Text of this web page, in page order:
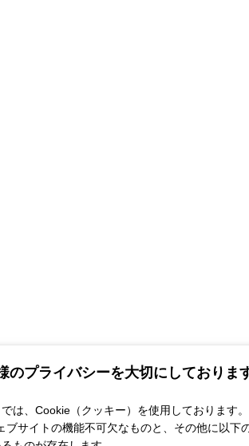
のプライバシーを大切にしておりま
は、Cookie（クッキー）を使用しております。
ブサイトの機能不可欠なものと、その他に以下